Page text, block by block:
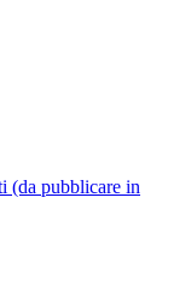
(da pubblicare in